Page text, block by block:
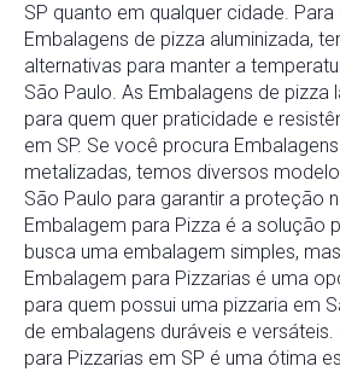
SP quanto em qualquer cidade.
Embalagens de pizza aluminizada,
alternativas para manter a
São Paulo. As Embalagens de pizza
para quem quer praticidade e
em SP. Se você procura
metalizadas, temos diversos
São Paulo para garantir a proteção
Embalagem para Pizza é a solução
busca uma embalagem simples,
Embalagem para Pizzarias é uma
para quem possui uma pizzaria em
de embalagens duráveis e
para Pizzarias em SP é uma ótima